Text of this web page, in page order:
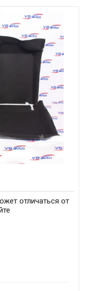
отличаться от